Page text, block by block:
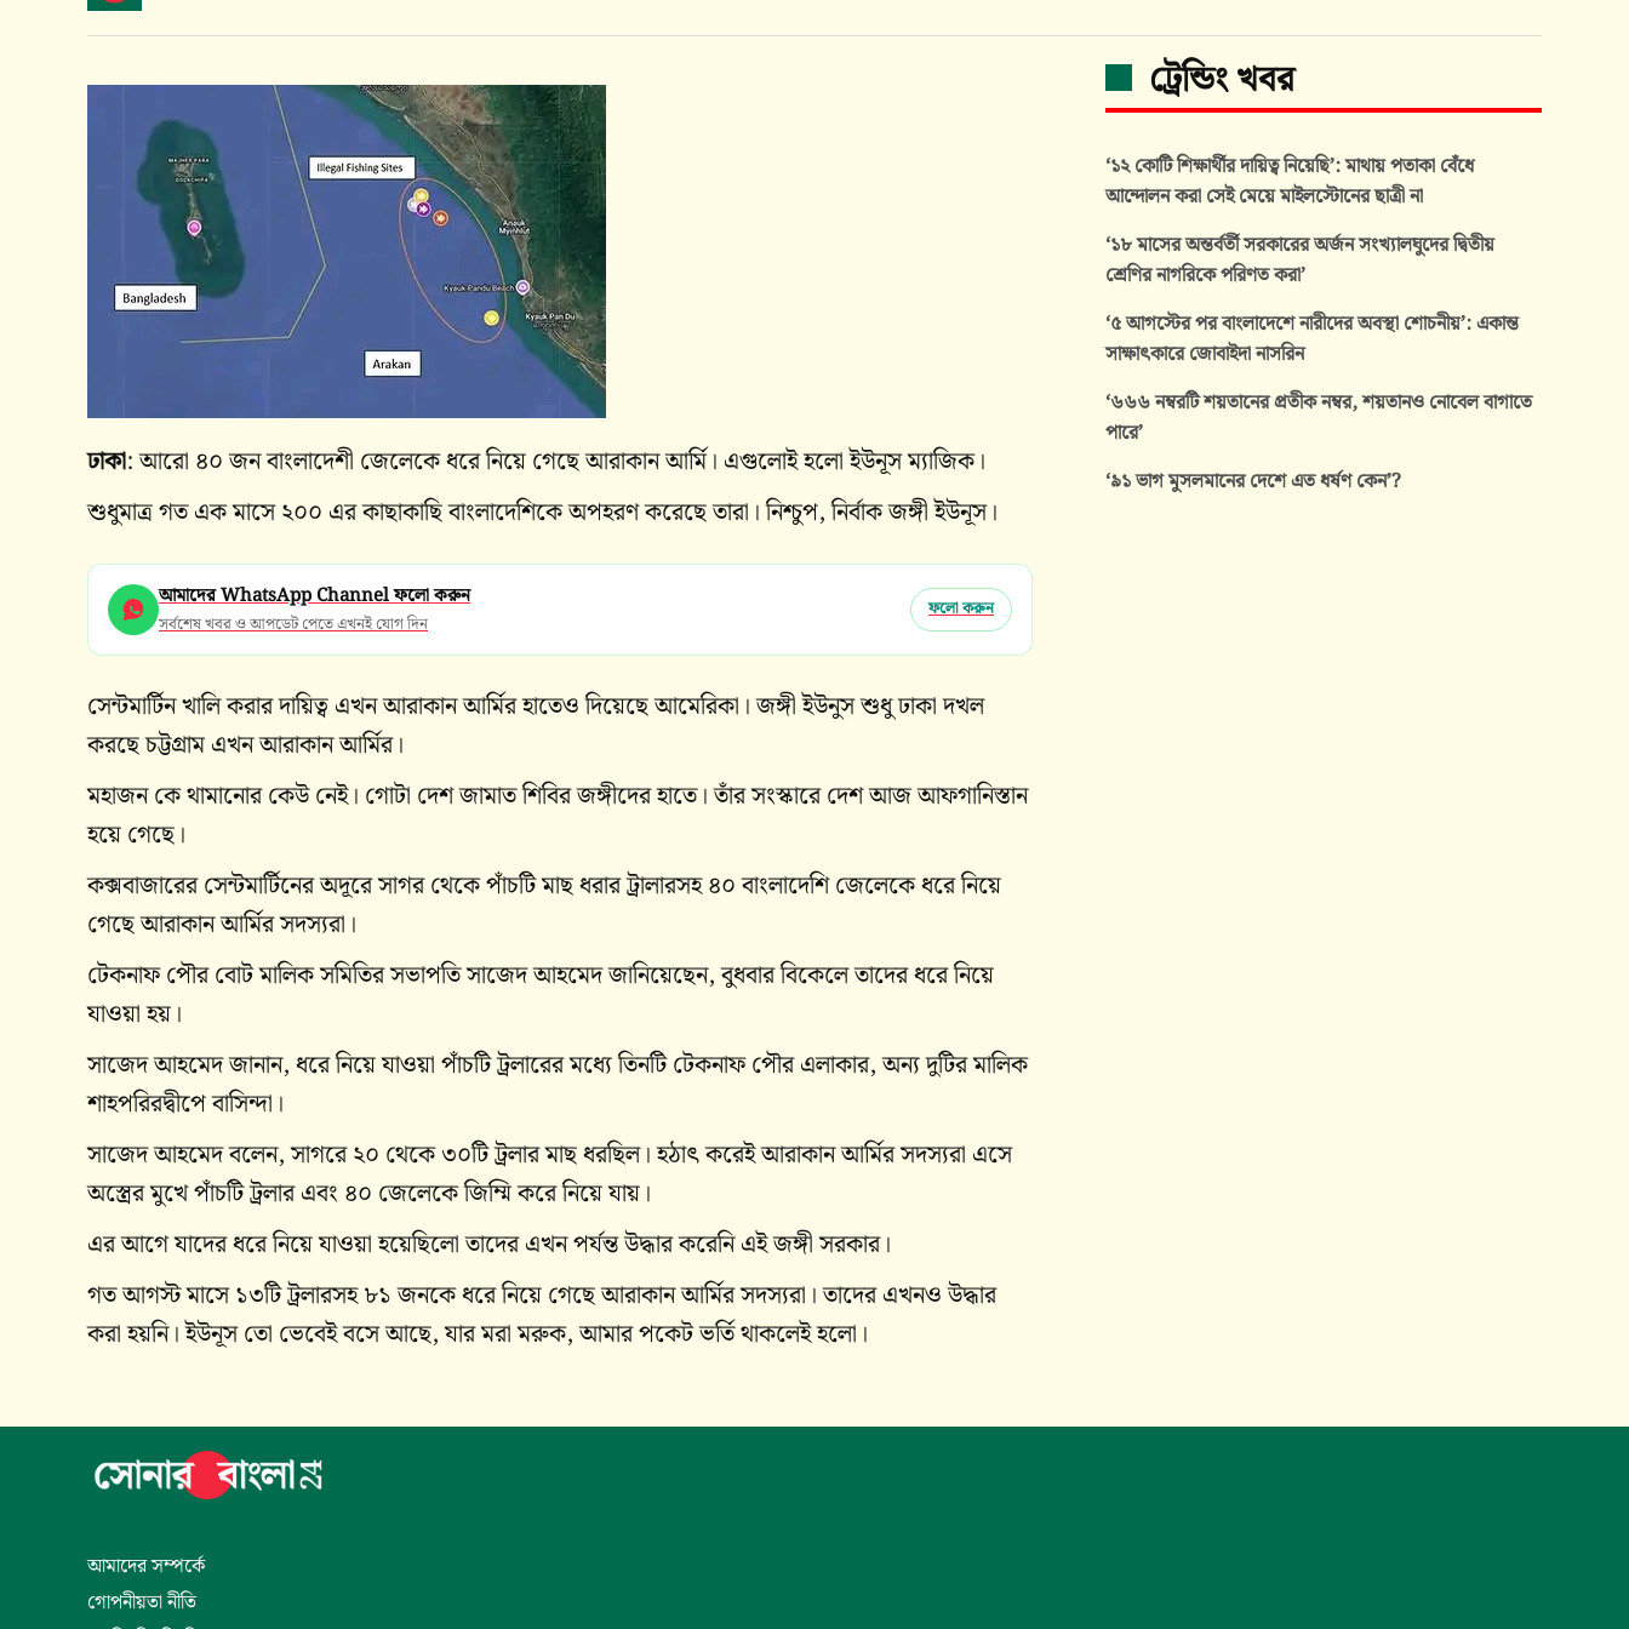
ঢাকা: আরো ৪০ জন বাংলাদেশী জেলেকে ধরে নিয়ে গেছে আরাকান আর্মি। এগুলোই হলো ইউনূস ম্যাজিক।
শুধুমাত্র গত এক মাসে ২০০ এর কাছাকাছি বাংলাদেশিকে অপহরণ করেছে তারা। নিশ্চুপ, নির্বাক জঙ্গী ইউনূস।
আমাদের WhatsApp Channel ফলো করুন
সর্বশেষ খবর ও আপডেট পেতে এখনই যোগ দিন
ফলো করুন
সেন্টমার্টিন খালি করার দায়িত্ব এখন আরাকান আর্মির হাতেও দিয়েছে আমেরিকা। জঙ্গী ইউনুস শুধু ঢাকা দখল
করছে চট্টগ্রাম এখন আরাকান আর্মির।
মহাজন কে থামানোর কেউ নেই। গোটা দেশ জামাত শিবির জঙ্গীদের হাতে। তাঁর সংস্কারে দেশ আজ আফগানিস্তান
হয়ে গেছে।
কক্সবাজারের সেন্টমার্টিনের অদূরে সাগর থেকে পাঁচটি মাছ ধরার ট্রালারসহ ৪০ বাংলাদেশি জেলেকে ধরে নিয়ে
গেছে আরাকান আর্মির সদস্যরা।
টেকনাফ পৌর বোট মালিক সমিতির সভাপতি সাজেদ আহমেদ জানিয়েছেন, বুধবার বিকেলে তাদের ধরে নিয়ে
যাওয়া হয়।
সাজেদ আহমেদ জানান, ধরে নিয়ে যাওয়া পাঁচটি ট্রলারের মধ্যে তিনটি টেকনাফ পৌর এলাকার, অন্য দুটির মালিক
শাহপরিরদ্বীপে বাসিন্দা।
সাজেদ আহমেদ বলেন, সাগরে ২০ থেকে ৩০টি ট্রলার মাছ ধরছিল। হঠাৎ করেই আরাকান আর্মির সদস্যরা এসে
অস্ত্রের মুখে পাঁচটি ট্রলার এবং ৪০ জেলেকে জিম্মি করে নিয়ে যায়।
এর আগে যাদের ধরে নিয়ে যাওয়া হয়েছিলো তাদের এখন পর্যন্ত উদ্ধার করেনি এই জঙ্গী সরকার।
গত আগস্ট মাসে ১৩টি ট্রলারসহ ৮১ জনকে ধরে নিয়ে গেছে আরাকান আর্মির সদস্যরা। তাদের এখনও উদ্ধার
করা হয়নি। ইউনূস তো ভেবেই বসে আছে, যার মরা মরুক, আমার পকেট ভর্তি থাকলেই হলো।
ট্রেন্ডিং খবর
‘১২ কোটি শিক্ষার্থীর দায়িত্ব নিয়েছি’: মাথায় পতাকা বেঁধে
আন্দোলন করা সেই মেয়ে মাইলস্টোনের ছাত্রী না
‘১৮ মাসের অন্তর্বর্তী সরকারের অর্জন সংখ্যালঘুদের দ্বিতীয়
শ্রেণির নাগরিকে পরিণত করা’
‘৫ আগস্টের পর বাংলাদেশে নারীদের অবস্থা শোচনীয়’: একান্ত
সাক্ষাৎকারে জোবাইদা নাসরিন
‘৬৬৬ নম্বরটি শয়তানের প্রতীক নম্বর, শয়তানও নোবেল বাগাতে
পারে’
‘৯১ ভাগ মুসলমানের দেশে এত ধর্ষণ কেন’?
আমাদের সম্পর্কে
গোপনীয়তা নীতি